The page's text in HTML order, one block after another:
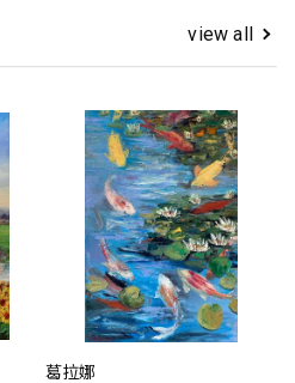
view all
葛拉娜